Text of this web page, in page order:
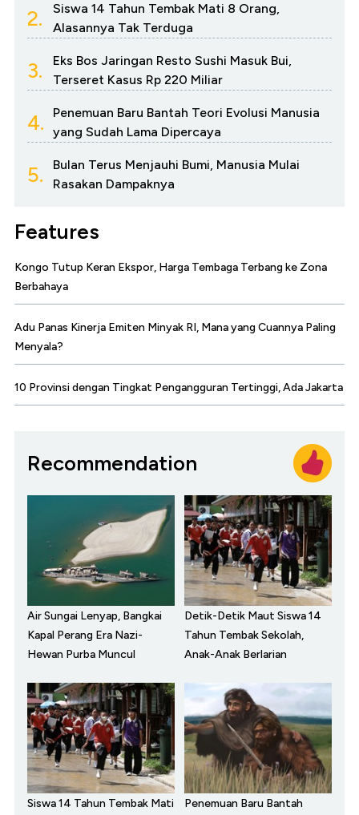
2.
Siswa 14 Tahun Tembak Mati 8 Orang,
Alasannya Tak Terduga
3.
Eks Bos Jaringan Resto Sushi Masuk Bui,
Terseret Kasus Rp 220 Miliar
4.
Penemuan Baru Bantah Teori Evolusi Manusia
yang Sudah Lama Dipercaya
5.
Bulan Terus Menjauhi Bumi, Manusia Mulai
Rasakan Dampaknya
Features
Kongo Tutup Keran Ekspor, Harga Tembaga Terbang ke Zona
Berbahaya
Adu Panas Kinerja Emiten Minyak RI, Mana yang Cuannya Paling
Menyala?
10 Provinsi dengan Tingkat Pengangguran Tertinggi, Ada Jakarta
Recommendation
Air Sungai Lenyap, Bangkai
Kapal Perang Era Nazi-
Hewan Purba Muncul
Detik-Detik Maut Siswa 14
Tahun Tembak Sekolah,
Anak-Anak Berlarian
Siswa 14 Tahun Tembak Mati
Penemuan Baru Bantah